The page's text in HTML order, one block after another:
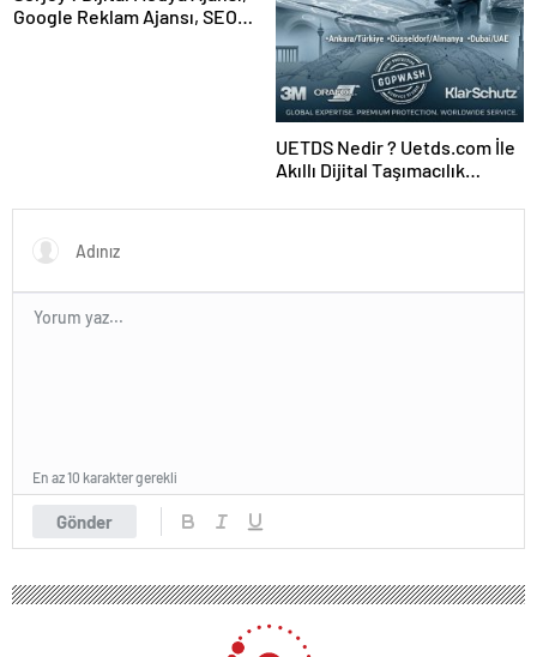
Google Reklam Ajansı, SEO
UETDS Nedir ? Uetds.com İle
Akıllı Dijital Taşımacılık
Gönder
En az 10 karakter gerekli